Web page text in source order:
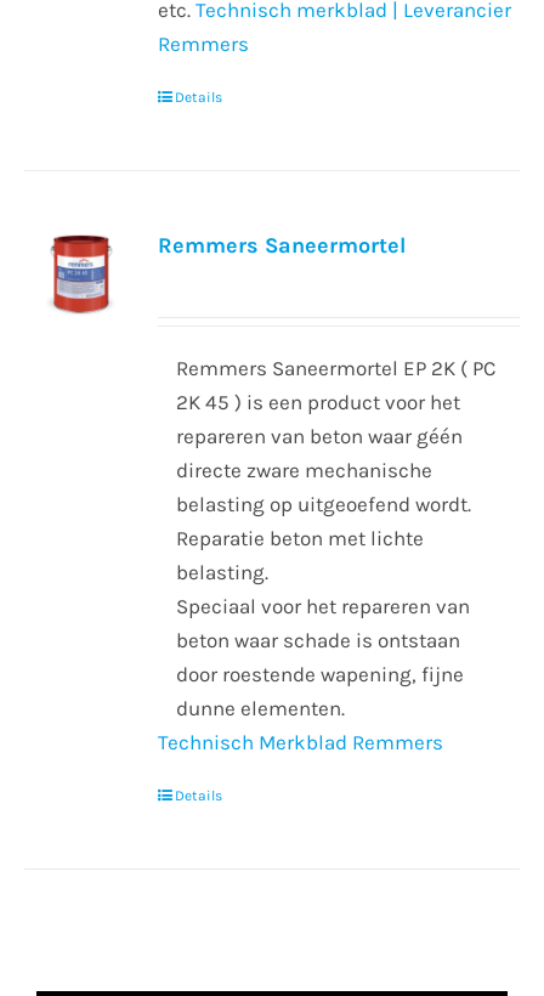
etc.Technisch merkblad | Leverancier
Remmers
Details
Remmers Saneermortel
Remmers Saneermortel EP 2K ( PC
2K 45 ) is een product voor het
repareren van beton waar géén
directe zware mechanische
belasting op uitgeoefend wordt.
Reparatie beton met lichte
belasting.
Speciaal voor het repareren van
beton waar schade is ontstaan
door roestende wapening, fijne
dunne elementen.
Technisch Merkblad Remmers
Details